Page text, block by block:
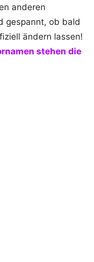
anderen
gespannt, ob bald
ändern lassen!
stehen die